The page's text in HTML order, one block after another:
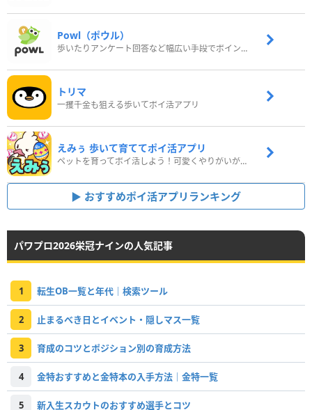
Powl（ポウル）
歩いたりアンケート回答など幅広い手段でポイントをゲット
トリマ
一攫千金も狙える歩いてポイ活アプリ
えみぅ 歩いて育ててポイ活アプリ
ペットを育ってポイ活しよう！可愛くやりがいがある新感覚アプリ
おすすめポイ活アプリランキング
パワプロ2026栄冠ナインの人気記事
1 転生OB一覧と年代｜検索ツール
2 止まるべき日とイベント・隠しマス一覧
3 育成のコツとポジション別の育成方法
4 金特おすすめと金特本の入手方法｜金特一覧
5 新入生スカウトのおすすめ選手とコツ